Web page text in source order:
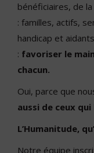
bénéficiaires, de
: familles, actifs,
handicap et
: favoriser le
chacun.
Oui, parce que
aussi de ceux
L’Humanitude,
Notre équipe